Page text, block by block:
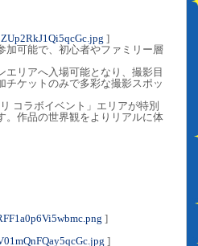
]
加可能で、初心者やファミリー層
リアへ入場可能となり、撮影目
チケットのみで多彩な撮影スポッ
コラボイベント」エリアが特別
。作品の世界観をよりリアルに体
]
]